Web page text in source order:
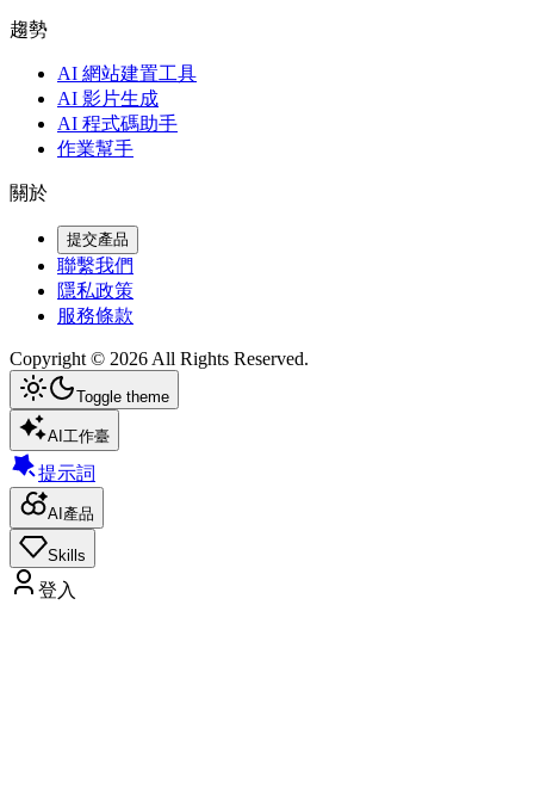
趨勢
AI 網站建置工具
AI 影片生成
AI 程式碼助手
作業幫手
關於
提交產品
聯繫我們
隱私政策
服務條款
Copyright © 2026 All Rights Reserved.
Toggle theme
AI工作臺
提示詞
AI產品
Skills
登入